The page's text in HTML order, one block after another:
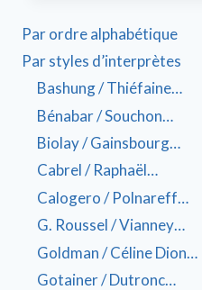
Par ordre alphabétique
Par styles d’interprètes
Bashung / Thiéfaine…
Bénabar / Souchon…
Biolay / Gainsbourg…
Cabrel / Raphaël…
Calogero / Polnareff…
G. Roussel / Vianney…
Goldman / Céline Dion…
Gotainer / Dutronc…